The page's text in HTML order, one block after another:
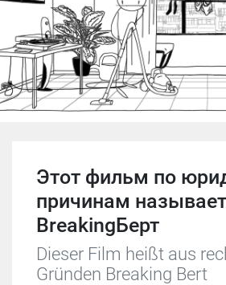
Этот фильм по
причинам
BreakingБерт
Dieser Film heißt aus
Gründen Breaking Bert